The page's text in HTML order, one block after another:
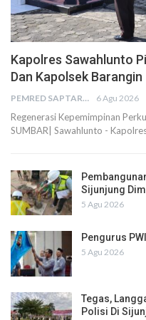
Kapolres Sawahlunto
Dan Kapolsek Barangin
PEMRED SAPTARIUS 6 Agu 2026
Regenerasi Kepemimpinan
SUMBAR| Sawahlunto -
Sijunjung
5 Agu 2026
Pengurus
5 Agu 2026
Tegas,
Polisi Di